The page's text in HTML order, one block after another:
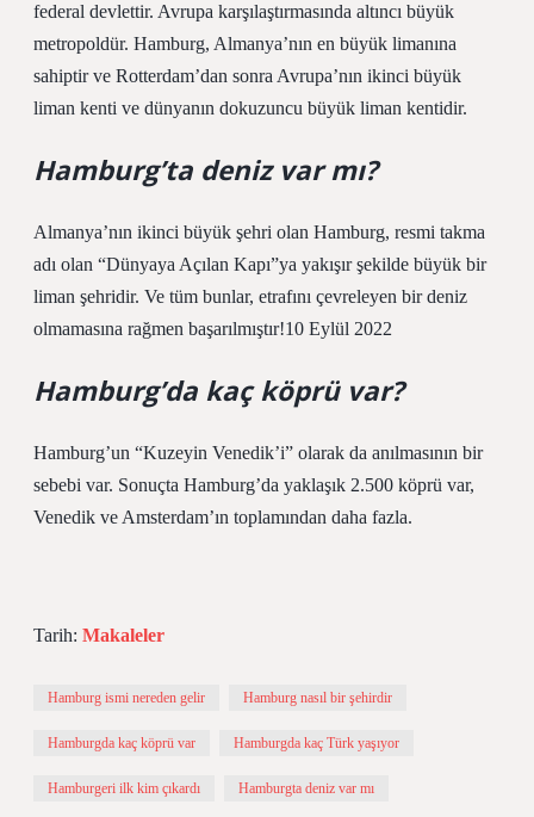
federal devlettir. Avrupa karşılaştırmasında altıncı büyük
metropoldür. Hamburg, Almanya’nın en büyük limanına
sahiptir ve Rotterdam’dan sonra Avrupa’nın ikinci büyük
liman kenti ve dünyanın dokuzuncu büyük liman kentidir.
Hamburg’ta deniz var mı?
Almanya’nın ikinci büyük şehri olan Hamburg, resmi takma
adı olan “Dünyaya Açılan Kapı”ya yakışır şekilde büyük bir
liman şehridir. Ve tüm bunlar, etrafını çevreleyen bir deniz
olmamasına rağmen başarılmıştır!10 Eylül 2022
Hamburg’da kaç köprü var?
Hamburg’un “Kuzeyin Venedik’i” olarak da anılmasının bir
sebebi var. Sonuçta Hamburg’da yaklaşık 2.500 köprü var,
Venedik ve Amsterdam’ın toplamından daha fazla.
Tarih: Makaleler
Hamburg ismi nereden gelir Hamburg nasıl bir şehirdir
Hamburgda kaç köprü var Hamburgda kaç Türk yaşıyor
Hamburgeri ilk kim çıkardı Hamburgta deniz var mı